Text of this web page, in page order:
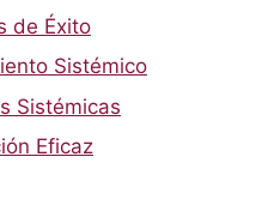
de Éxito
Sistémico
Sistémicas
Eficaz